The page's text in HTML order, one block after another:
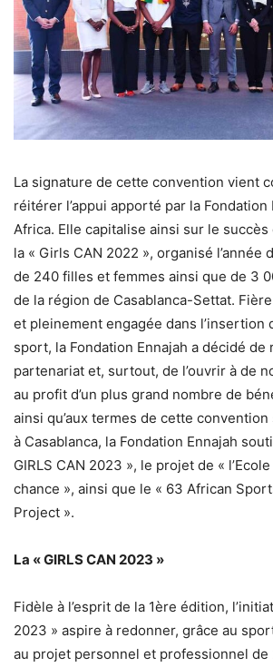
La signature de cette convention vient
réitérer l’appui apporté par la Fondation
Africa. Elle capitalise ainsi sur le succès
la « Girls CAN 2022 », organisé l’année
de 240 filles et femmes ainsi que de 3
de la région de Casablanca-Settat.
et pleinement engagée dans l’insertion
sport, la Fondation Ennajah a décidé de
partenariat et, surtout, de l’ouvrir à de
au profit d’un plus grand nombre de
ainsi qu’aux termes de cette convention
à Casablanca, la Fondation Ennajah
GIRLS CAN 2023 », le projet de «
chance », ainsi que le « 63 African
Project ».
La « GIRLS CAN 2023 »
Fidèle à l’esprit de la 1ère édition,
2023 » aspire à redonner, grâce au
au projet personnel et professionnel